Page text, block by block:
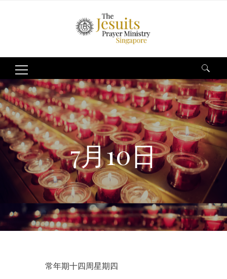
Search
for:
7月10日
常年期十四周星期四